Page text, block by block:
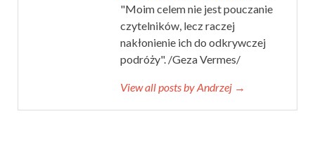
"Moim celem nie jest pouczanie
czytelników, lecz raczej
nakłonienie ich do odkrywczej
podróży". /Geza Vermes/
View all posts by Andrzej →